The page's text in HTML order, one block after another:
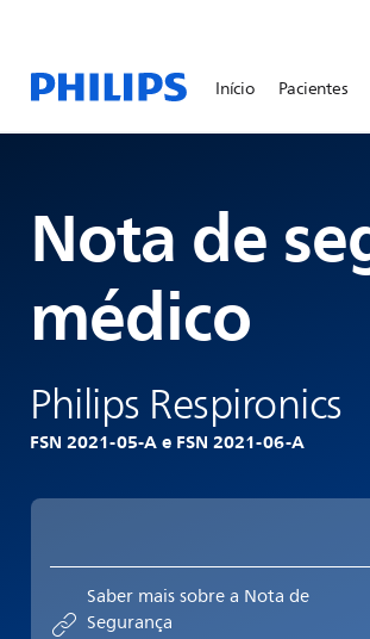
Início Pacientes
Nota de
médico
Philips Respironics
FSN 2021-05-A e FSN 2021-06-A
Saber mais sobre a Nota de
Segurança